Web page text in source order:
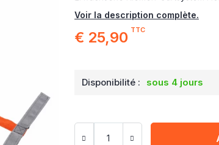
Voir la description complète.
€ 25,90 TTC
Disponibilité : sous 4 jours